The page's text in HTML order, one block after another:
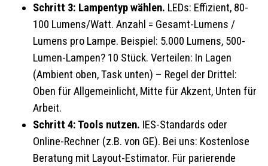
Schritt 3: Lampentyp wählen. LEDs: Effizient, 80-
100 Lumens/Watt. Anzahl = Gesamt-Lumens /
Lumens pro Lampe. Beispiel: 5.000 Lumens, 500-
Lumen-Lampen? 10 Stück. Verteilen: In Lagen
(Ambient oben, Task unten) – Regel der Drittel:
Oben für Allgemeinlicht, Mitte für Akzent, Unten für
Arbeit.
Schritt 4: Tools nutzen. IES-Standards oder
Online-Rechner (z.B. von GE). Bei uns: Kostenlose
Beratung mit Layout-Estimator. Für parierende